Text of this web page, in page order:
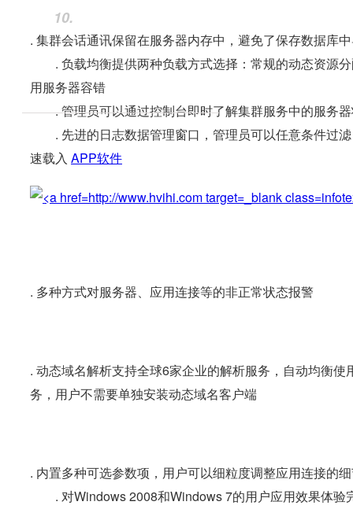
. 集群会话通讯保留在服务器内存中，避免了保存数据库
. 负载均衡提供两种负载方式选择：常规的动态资源
用服务器容错
. 管理员可以通过控制台即时了解集群服务中的服务器
. 先进的日志数据管理窗口，管理员可以任意条件过
速载入 APP软件
. 多种方式对服务器、应用连接等的非正常状态报警
. 动态域名解析支持全球6家企业的解析服务，自动均衡
务，用户不需要单独安装动态域名客户端
. 内置多种可选参数项，用户可以细粒度调整应用连接的
. 对Windows 2008和Windows 7的用户应用效果体验
10.